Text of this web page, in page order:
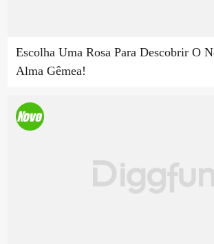
Escolha Uma Rosa Para Descobrir O
Alma Gêmea!